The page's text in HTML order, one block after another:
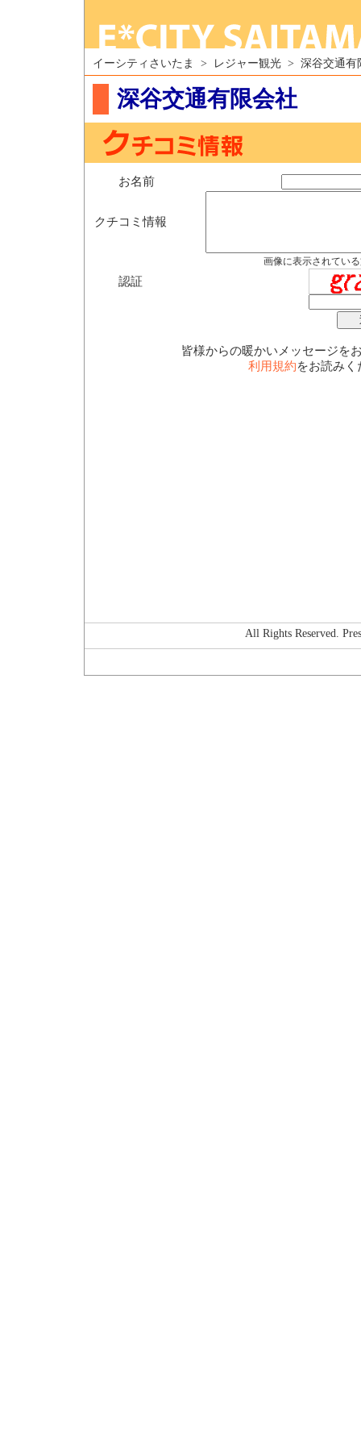
イーシティさいたま > レジャー観光 > 深谷交通有
深谷交通有限会社
お名前
クチコミ情報
認証
画像に表示されてい
皆様からの暖かいメッセージを
利用規約をお読みく
All Rights Reserved.